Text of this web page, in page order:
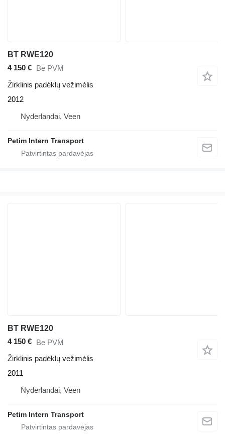
BT RWE120
4 150 € Be PVM
Žirklinis padėklų vežimėlis
2012
Nyderlandai, Veen
Petim Intern Transport
BT RWE120
4 150 € Be PVM
Žirklinis padėklų vežimėlis
2011
Nyderlandai, Veen
Petim Intern Transport